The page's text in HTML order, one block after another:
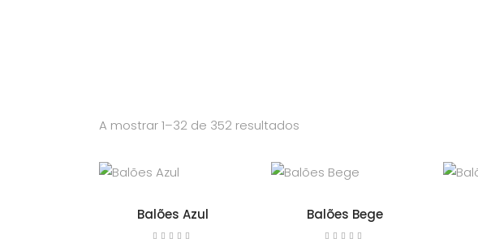
A mostrar 1–32 de 352 resultados
Balões Azul Balões Bege